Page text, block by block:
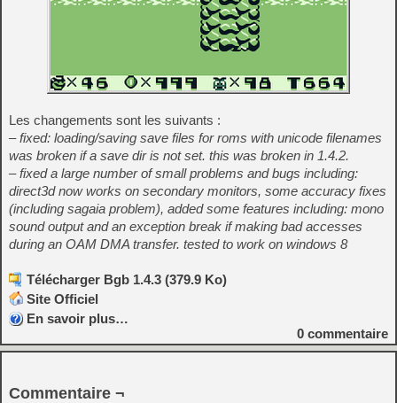
Les changements sont les suivants :
– fixed: loading/saving save files for roms with unicode filenames
was broken if a save dir is not set. this was broken in 1.4.2.
– fixed a large number of small problems and bugs including:
direct3d now works on secondary monitors, some accuracy fixes
(including sagaia problem), added some features including: mono
sound output and an exception break if making bad accesses
during an OAM DMA transfer. tested to work on windows 8
Télécharger Bgb 1.4.3 (379.9 Ko)
Site Officiel
En savoir plus…
0 commentaire
Commentaire ¬